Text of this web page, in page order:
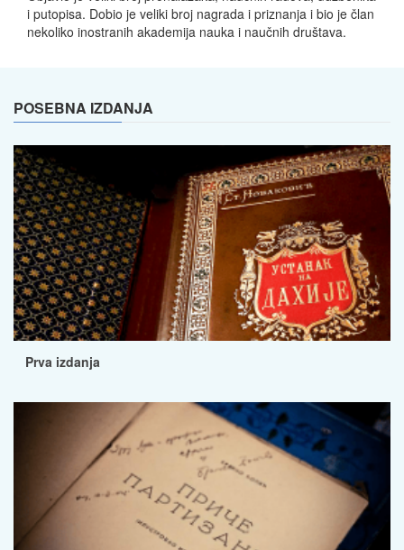
i putopisa. Dobio je veliki broj nagrada i priznanja i bio je član
nekoliko inostranih akademija nauka i naučnih društava.
POSEBNA IZDANJA
Prva izdanja